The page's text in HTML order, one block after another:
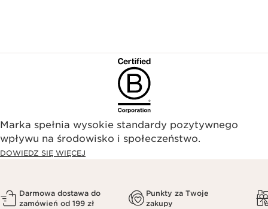
Marka spełnia wysokie standardy pozytywnego
wpływu na środowisko i społeczeństwo.​
DOWIEDZ SIĘ WIĘCEJ
Darmowa dostawa do
zamówień od 199 zł
Punkty za Twoje
zakupy